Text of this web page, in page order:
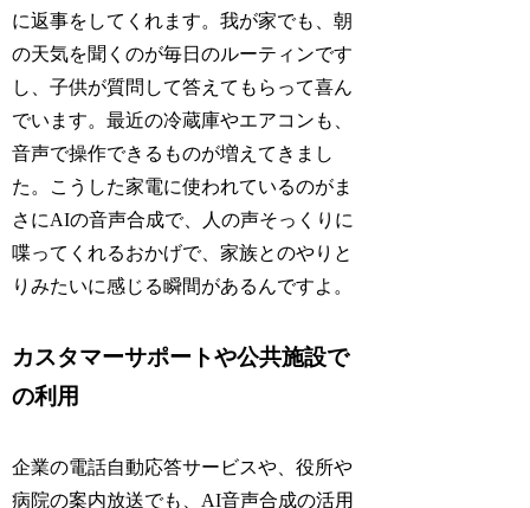
に返事をしてくれます。我が家でも、朝
の天気を聞くのが毎日のルーティンです
し、子供が質問して答えてもらって喜ん
でいます。最近の冷蔵庫やエアコンも、
音声で操作できるものが増えてきまし
た。こうした家電に使われているのがま
さにAIの音声合成で、人の声そっくりに
喋ってくれるおかげで、家族とのやりと
りみたいに感じる瞬間があるんですよ。
カスタマーサポートや公共施設で
の利用
企業の電話自動応答サービスや、役所や
病院の案内放送でも、AI音声合成の活用